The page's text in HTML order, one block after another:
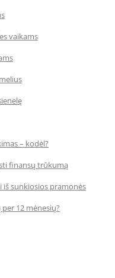
vaikams
– kodėl?
finansų trūkumą
iš sunkiosios pramonės
12 mėnesių?